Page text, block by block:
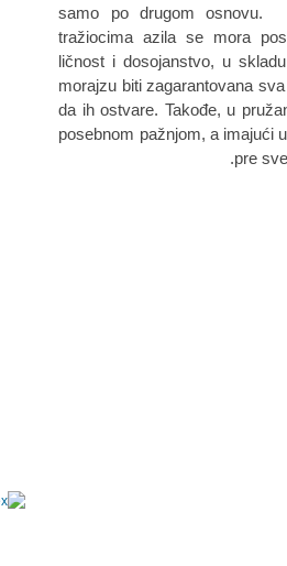
samo po drugom osnovu.
tražiocima azila se mora
ličnost i dosojanstvo, u
morajzu biti zagarantovana
da ih ostvare. Takođe, u
posebnom pažnjom, a imajući
pre